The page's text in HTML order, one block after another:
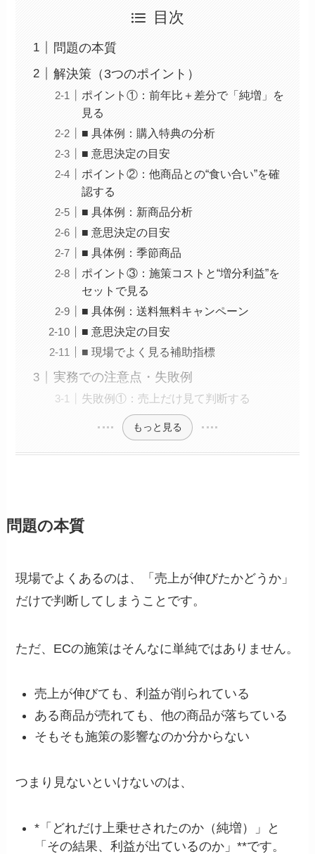
目次
問題の本質
解決策（3つのポイント）
ポイント①：前年比＋差分で「純増」を
見る
■ 具体例：購入特典の分析
■ 意思決定の目安
ポイント②：他商品との“食い合い”を確
認する
■ 具体例：新商品分析
■ 意思決定の目安
■ 具体例：季節商品
ポイント③：施策コストと“増分利益”を
セットで見る
■ 具体例：送料無料キャンペーン
■ 意思決定の目安
■ 現場でよく見る補助指標
実務での注意点・失敗例
失敗例①：売上だけ見て判断する
もっと見る
問題の本質
現場でよくあるのは、「売上が伸びたかどうか」
だけで判断してしまうことです。
ただ、ECの施策はそんなに単純ではありません。
売上が伸びても、利益が削られている
ある商品が売れても、他の商品が落ちている
そもそも施策の影響なのか分からない
つまり見ないといけないのは、
*「どれだけ上乗せされたのか（純増）」と
「その結果、利益が出ているのか」**です。